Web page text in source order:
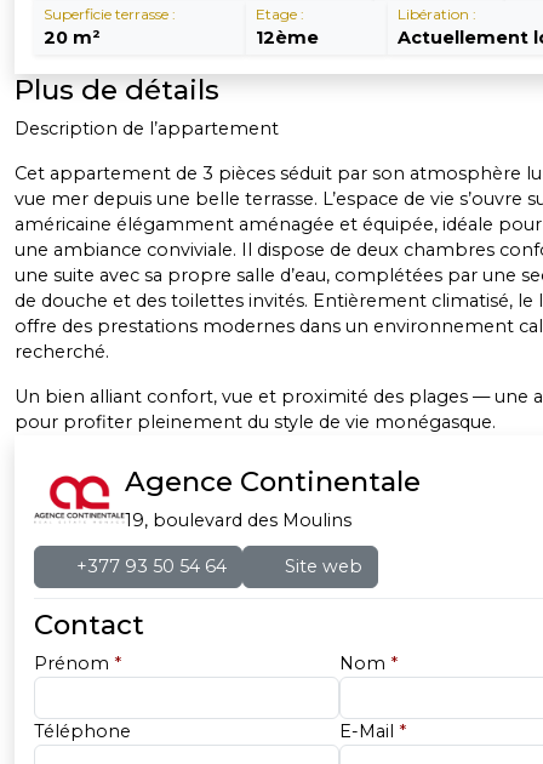
Superficie terrasse :
20 m²
Etage :
12ème
Libération :
Actuellement
Plus de détails
Description de l’appartement
Cet appartement de 3 pièces séduit par son atmosphère
vue mer depuis une belle terrasse. L’espace de vie s’ouvre
américaine élégamment aménagée et équipée, idéale
une ambiance conviviale. Il dispose de deux chambres
une suite avec sa propre salle d’eau, complétées par une
de douche et des toilettes invités. Entièrement climatisé,
offre des prestations modernes dans un environnement
recherché.
Un bien alliant confort, vue et proximité des plages — une
pour profiter pleinement du style de vie monégasque.
Agence Continentale
19, boulevard des Moulins
+377 93 50 54 64 Site web
Contact
Prénom * Nom *
Téléphone E-Mail *